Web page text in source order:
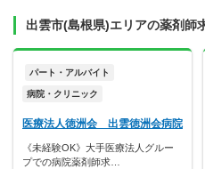
出雲市(島根県)エリアの薬剤師
パート・アルバイト
病院・クリニック
医療法人徳洲会 出雲徳洲会病院
《未経験OK》大手医療法人グルー
プでの病院薬剤師求…